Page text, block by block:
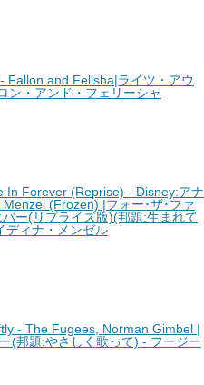
Fallon and Felisha|ライツ・アウ
ン・アンド・フェリーシャ
In Forever (Reprise) - Disney:アナ
(Frozen) |フォー･ザ･ファ
ー(リプライズ版)(邦題:生まれて
ディナ・メンゼル
- The Fugees, Norman Gimbel |
(邦題:やさしく歌って) - フージー